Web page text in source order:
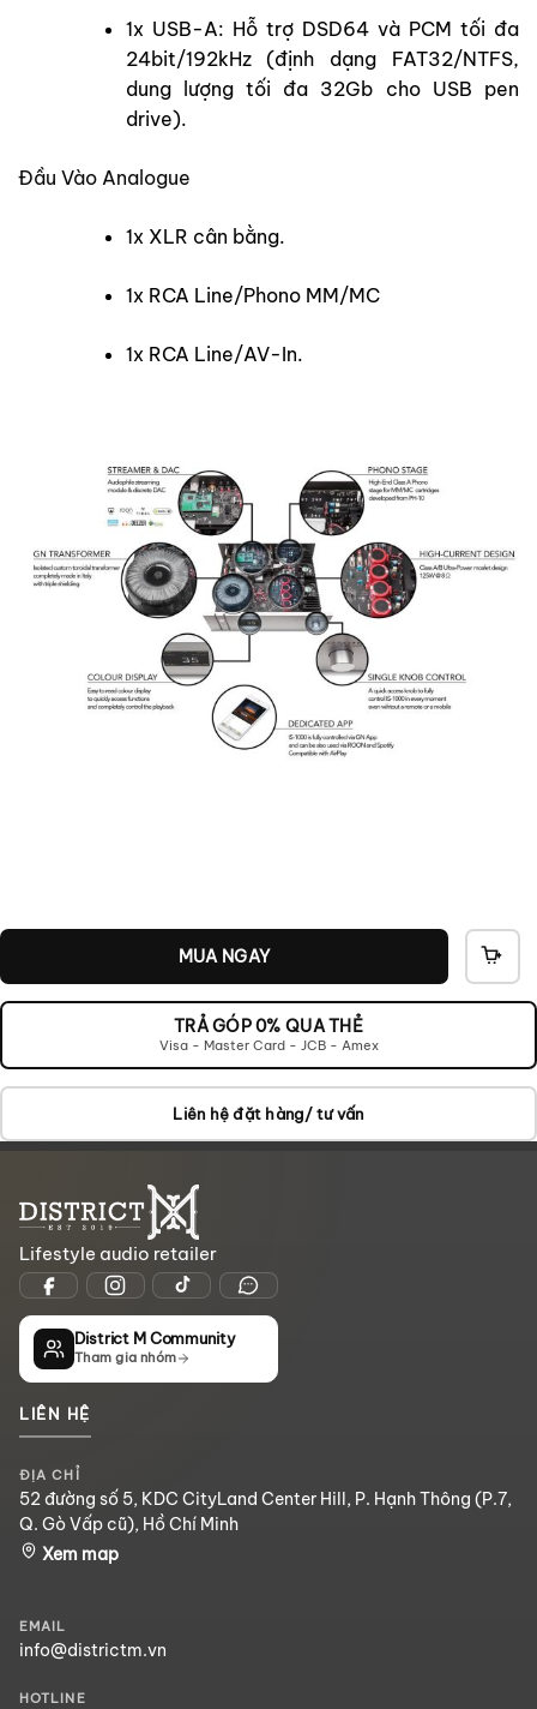
1x USB-A: Hỗ trợ DSD64 và PCM tối đa
24bit/192kHz (định dạng FAT32/NTFS,
dung lượng tối đa 32Gb cho USB pen
drive).
Đầu Vào Analogue
1x XLR cân bằng.
1x RCA Line/Phono MM/MC
1x RCA Line/AV-In.
MUA NGAY
VÀO
TRẢ GÓP 0% QUA THẺ
Visa - Master Card - JCB - Amex
Liên hệ đặt hàng/ tư vấn
Lifestyle audio retailer
District M Community
Tham gia nhóm
LIÊN HỆ
ĐỊA CHỈ
52 đường số 5, KDC CityLand Center Hill, P. Hạnh Thông (P.7,
Q. Gò Vấp cũ), Hồ Chí Minh
Xem map
EMAIL
info@districtm.vn
HOTLINE